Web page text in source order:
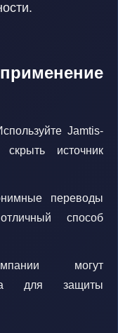
Jamtis-
источник
переводы
способ
могут
для защиты